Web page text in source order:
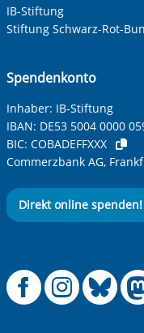
Ihre
Betreff ihrer Anfrage
Ihre Nachricht*
Anti-
IB-Stiftung
Stiftung Schwarz-Rot-
Spendenkonto
Inhaber: IB-Stiftung
IBAN: DE53 5004 0000
BIC: COBADEFFXXX
Commerzbank AG,
Direkt online spenden!